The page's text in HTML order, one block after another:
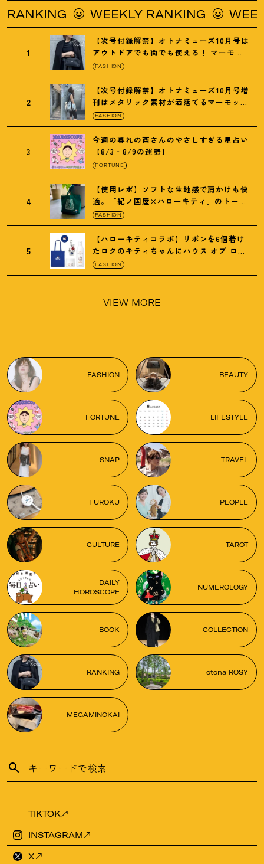
WEEKLY RANKING WEEKLY
1
【次号付録解禁】オトナミューズ10月号は
アウトドアでも街でも使える ！ マーモッ
トの黒ショルダー
FASHION
2
【次号付録解禁】オトナミューズ10月号増
刊はメタリック素材が洒落てるマーモット
の保冷バッグ
FASHION
3
今週の暮れの酉さんのやさしすぎる星占い
【8/3‐8/9の運勢】
FORTUNE
4
【使用レポ】ソフトな生地感で肩かけも快
適。「紀ノ国屋×ハローキティ」のトート
がガシガシ使えて最高です
FASHION
5
【ハローキティコラボ】リボンを6個着け
たロクのキティちゃんにハウス オブ ロー
ゼの限定パケも
FASHION
VIEW MORE
FASHION BEAUTY
FORTUNE LIFESTYLE
SNAP TRAVEL
FUROKU PEOPLE
CULTURE TAROT
DAILY
HOROSCOPE
NUMEROLOGY
BOOK COLLECTION
RANKING otona ROSY
MEGAMINOKAI
TIKTOK
INSTAGRAM
X